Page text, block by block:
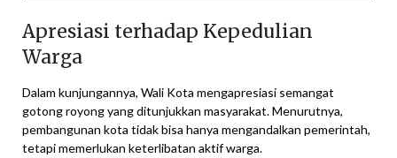
Apresiasi terhadap Kepedulian
Warga
Dalam kunjungannya, Wali Kota mengapresiasi semangat
gotong royong yang ditunjukkan masyarakat. Menurutnya,
pembangunan kota tidak bisa hanya mengandalkan pemerintah,
tetapi memerlukan keterlibatan aktif warga.